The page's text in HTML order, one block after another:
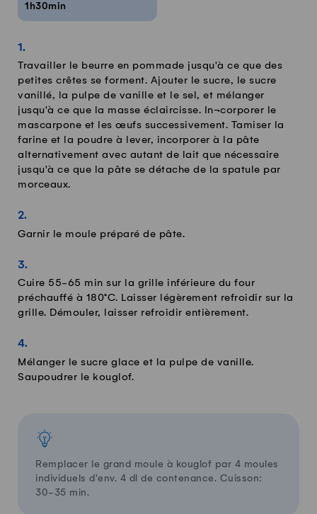
1h30min
Travailler le beurre en pommade jusqu'à ce que des
petites crêtes se forment. Ajouter le sucre, le sucre
vanillé, la pulpe de vanille et le sel, et mélanger
jusqu'à ce que la masse éclaircisse. In¬corporer le
mascarpone et les œufs successivement. Tamiser la
farine et la poudre à lever, incorporer à la pâte
alternativement avec autant de lait que nécessaire
jusqu'à ce que la pâte se détache de la spatule par
morceaux.
Garnir le moule préparé de pâte.
Cuire 55-65 min sur la grille inférieure du four
préchauffé à 180°C. Laisser légèrement refroidir sur la
grille. Démouler, laisser refroidir entièrement.
Mélanger le sucre glace et la pulpe de vanille.
Saupoudrer le kouglof.
Remplacer le grand moule à kouglof par 4 moules
individuels d'env. 4 dl de contenance. Cuisson:
30-35 min.